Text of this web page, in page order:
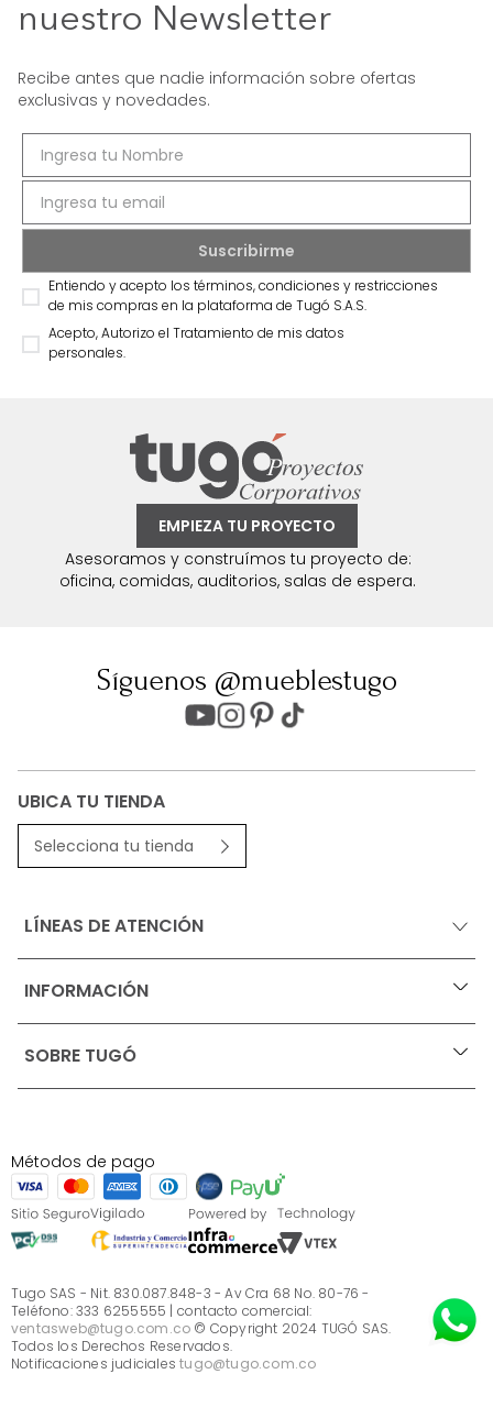
nuestro Newsletter
Recibe antes que nadie información sobre ofertas
exclusivas y novedades.
Entiendo y acepto los términos, condiciones y restricciones
de mis compras en la plataforma de Tugó S.A.S.
Acepto, Autorizo el Tratamiento de mis datos
personales.
EMPIEZA TU PROYECTO
Asesoramos y construímos tu proyecto de:
oficina, comidas, auditorios, salas de espera.
Síguenos @mueblestugo
UBICA TU TIENDA
Selecciona tu tienda
LÍNEAS DE ATENCIÓN
INFORMACIÓN +
Ofertas vigentes
Términos, condiciones y restricciones para productos
S.A.S
Términos, condiciones y restricciones Tugó S.A.S
Instructivo cuidado de muebles
Sé parte de Tugó
¿Quiénes somos?
Servicio al cliente
SOBRE TUGÓ +
¿Quieres vender en Tugó?
Métodos de pago
Tugo SAS - Nit. 830.087.848-3 - Av Cra 68 No. 80-76 -
Teléfono: 333 6255555 | contacto comercial:
ventasweb@tugo.com.co © Copyright 2024 TUGÓ SAS.
Todos los Derechos Reservados.
Notificaciones judicialestugo@tugo.com.co